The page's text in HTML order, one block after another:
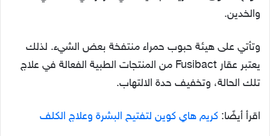
والخدين.
وتأتي على هيئة حبوب حمراء منتفخة بعض الشيء. لذلك
يعتبر عقار Fusibact من المنتجات الطبية الفعالة في علاج
تلك الحالة، وتخفيف حدة الالتهاب.
اقرأ أيضًا: كريم هاي كوين لتفتيح البشرة وعلاج الكلف